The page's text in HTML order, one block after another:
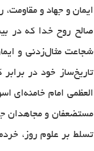
ایمان و جهاد و
صالح روح خدا که در
شجاعت مثال‌زدنی و
تاریخ‌ساز خود در
العظمی امام خامنه‌ای
مستضعفان و مجاهدان
تسلط بر علوم روز،